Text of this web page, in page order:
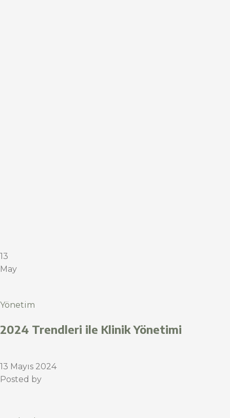
13
May
Yönetim
2024 Trendleri ile Klinik Yönetimi
13 Mayıs 2024
Posted by